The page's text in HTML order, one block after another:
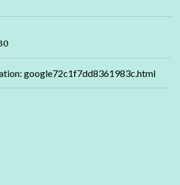
google72c1f7dd8361983c.html